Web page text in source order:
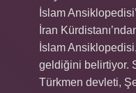
İslam
İran
İslam
geldiğini belirtiyor.
Türkmen devleti,